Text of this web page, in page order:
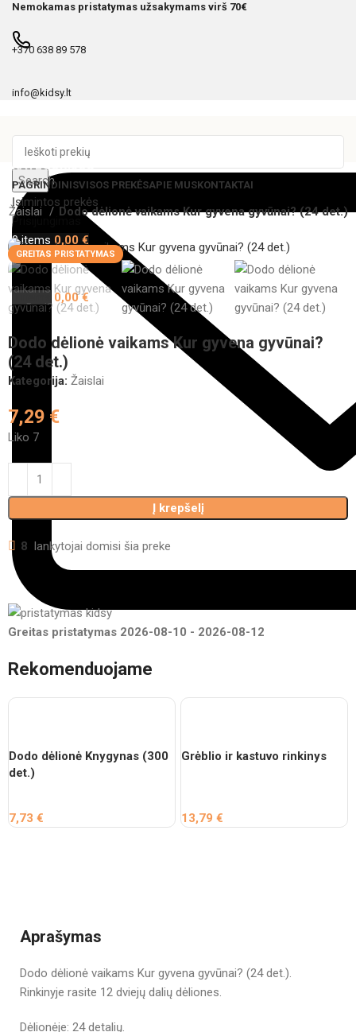
Nemokamas pristatymas užsakymams virš 70€
+370 638 89 578
info@kidsy.lt
Search
Įsimintos prekės
Prisijungimas
0items 0,00 €
Menu
0items 0,00€
KATEGORIJOS
PAGRINDINISVISOS PREKĖSAPIE MUSKONTAKTAI
Žaislai Dodo dėlionė vaikams Kur gyvena gyvūnai? (24 det.)
GREITAS PRISTATYMAS
Dodo dėlionė vaikams Kur gyvena gyvūnai?
(24 det.)
Kategorija: Žaislai
7,29 €
Liko 7
Į krepšelį
8 lankytojai domisi šia preke
Greitas pristatymas 2026-08-10 - 2026-08-12
Rekomenduojame
Dodo dėlionė Knygynas (300
det.)
7,73€
Grėblio ir kastuvo rinkinys
13,79 €
Aprašymas
Dodo dėlionė vaikams Kur gyvena gyvūnai? (24 det.).
Rinkinyje rasite 12 dviejų dalių dėliones.
Dėlionėje: 24 detalių.